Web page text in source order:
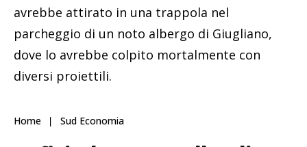
avrebbe attirato in una trappola nel
parcheggio di un noto albergo di Giugliano,
dove lo avrebbe colpito mortalmente con
diversi proiettili.
Home Sud Economia